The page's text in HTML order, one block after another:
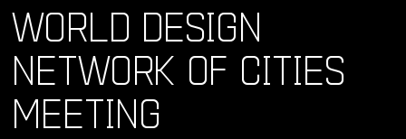
WORLD DESIGN
NETWORK OF CITIES
MEETING